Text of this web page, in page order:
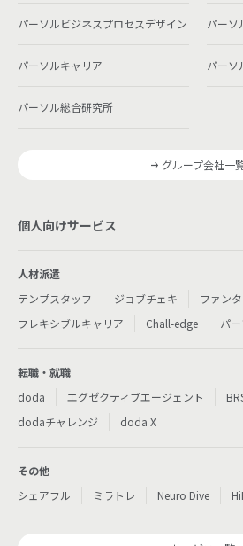
パーソルビジネスプロセスデザイン パーソ
パーソルキャリア パーソ
パーソル総合研究所
グループ会社一
個人向けサービス
人材派遣
テンプスタッフ
ジョブチェキ
ファン
フレキシブルキャリア
Chall-edge パ
転職・就職
doda
エグゼクティブエージェント
dodaチャレンジ
doda X
その他
シェアフル
ミラトレ Neuro Dive